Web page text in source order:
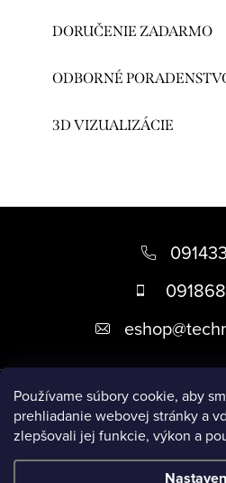
Používame súbory cookie, aby
prehliadanie webovej stránky a
zlepšovali jej funkcie, výkon a
DORUČENIE ZADARMO
ODBORNÉ
3D VIZUALIZÁCIE
i
eshop@
Informácie
Prijímame online platby